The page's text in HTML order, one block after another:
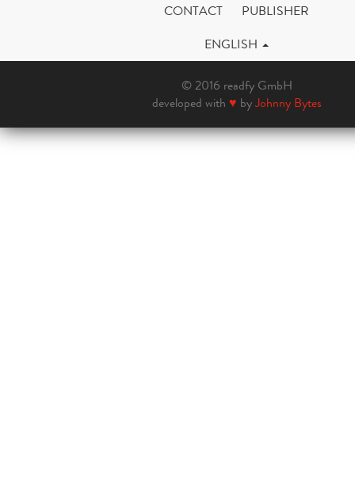
CONTACT
PUBLISHER
ENGLISH
© 2016 readfy GmbH
developed with ♥ byJohnny Bytes